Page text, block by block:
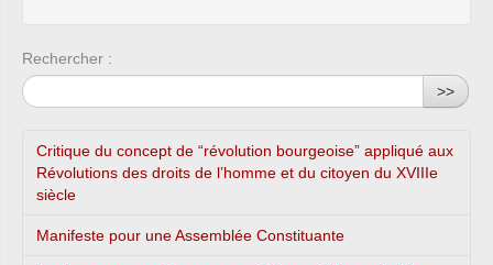
Rechercher :
>>
Critique du concept de “révolution bourgeoise” appliqué aux
Révolutions des droits de l’homme et du citoyen du XVIIIe
siècle
Manifeste pour une Assemblée Constituante